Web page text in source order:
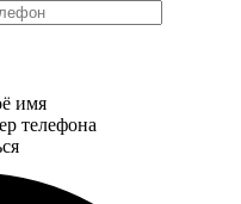
имя
телефона